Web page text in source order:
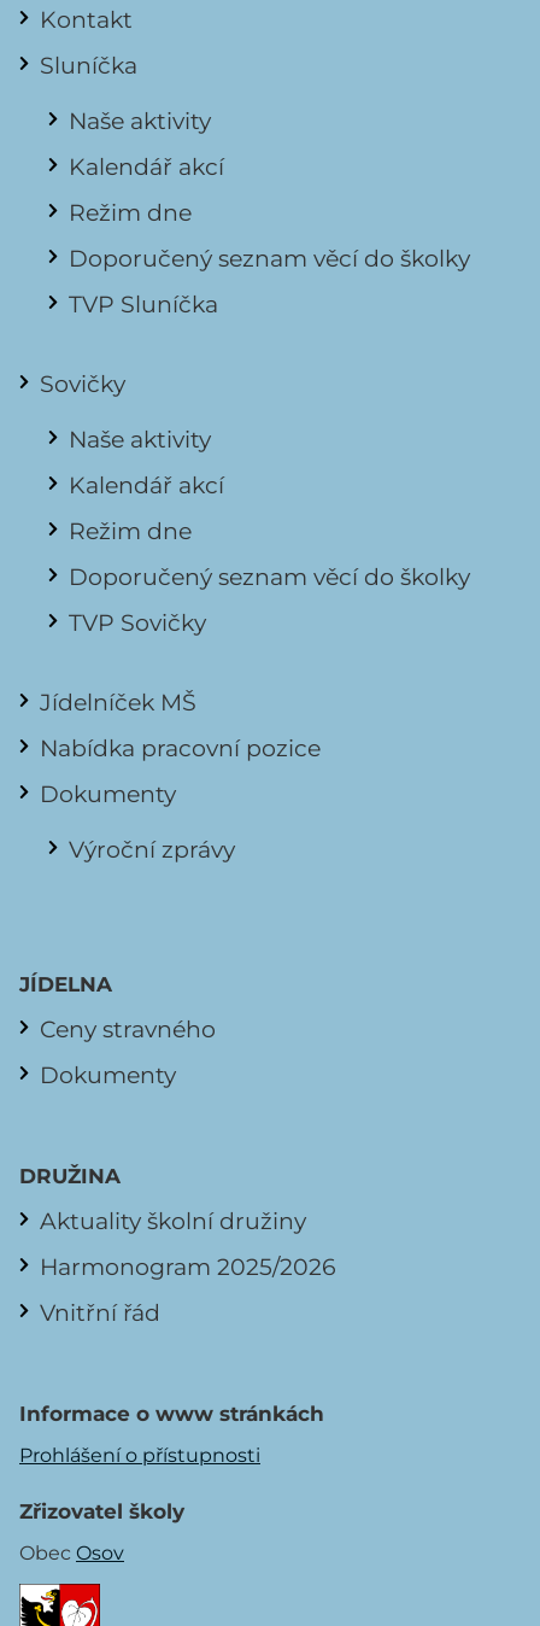
Kontakt
Sluníčka
Naše aktivity
Kalendář akcí
Režim dne
Doporučený seznam věcí do školky
TVP Sluníčka
Sovičky
Naše aktivity
Kalendář akcí
Režim dne
Doporučený seznam věcí do školky
TVP Sovičky
Jídelníček MŠ
Nabídka pracovní pozice
Dokumenty
Výroční zprávy
JÍDELNA
Ceny stravného
Dokumenty
DRUŽINA
Aktuality školní družiny
Harmonogram 2025/2026
Vnitřní řád
Informace o www stránkách
Prohlášení o přístupnosti
Zřizovatel školy
Obec Osov